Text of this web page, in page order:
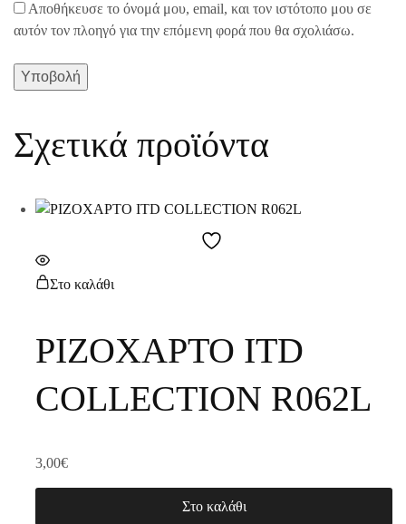
Αποθήκευσε το όνομά μου, email, και τον ιστότοπο μου σε
αυτόν τον πλοηγό για την επόμενη φορά που θα σχολιάσω.
Σχετικά προϊόντα
Στο καλάθι
ΡΙΖΟΧΑΡΤΟ ITD
COLLECTION R062L
3,00€
Στο καλάθι